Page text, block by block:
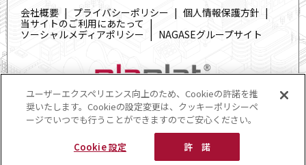
会社概要 プライバシーポリシー
個人情報保護方針
当サイトのご利用にあたって
ソーシャルメディアポリシー
NAGASEグループサイト
Copyright © Nagase & Co., Ltd.All rights reserved.
ユーザーエクスペリエンス向上のため、Cookieの許諾を推
奨いたします。Cookieの設定変更は、クッキーポリシーペ
ージでいつでも行うことができますのでご安心ください。
Cookie 設定 許 諾